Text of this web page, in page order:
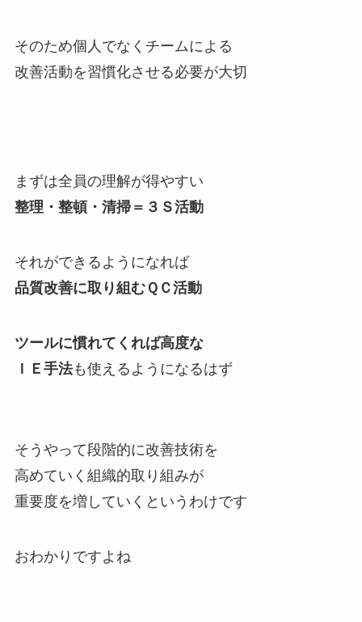
そのため個人でなくチームによる
改善活動を習慣化させる必要が大切
まずは全員の理解が得やすい
整理・整頓・清掃＝３Ｓ活動
それができるようになれば
品質改善に取り組むＱＣ活動
ツールに慣れてくれば高度な
ＩＥ手法も使えるようになるはず
そうやって段階的に改善技術を
高めていく組織的取り組みが
重要度を増していくというわけです
おわかりですよね